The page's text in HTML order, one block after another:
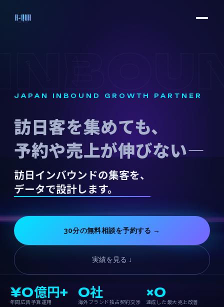
JAPAN INBOUND GROWTH PARTNER
訪日客を集めても、
予約や売上が伸びない―
訪日インバウンドの集客を、
データで設計します。
30分の無料相談を予約する →
実績を見る ↓
¥0億円+
年間広告予算運用
0社
海外ブランド独占契約交渉
×0
達成した最大売上改善